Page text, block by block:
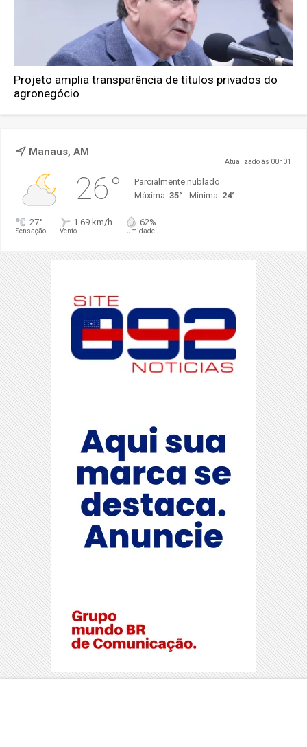
Projeto amplia transparência de títulos privados do
agronegócio
Manaus, AM
Atualizado às 00h01
26°
Parcialmente nublado
Máxima: 35° - Mínima: 24°
27°
Sensação
1.69 km/h
Vento
62%
Umidade